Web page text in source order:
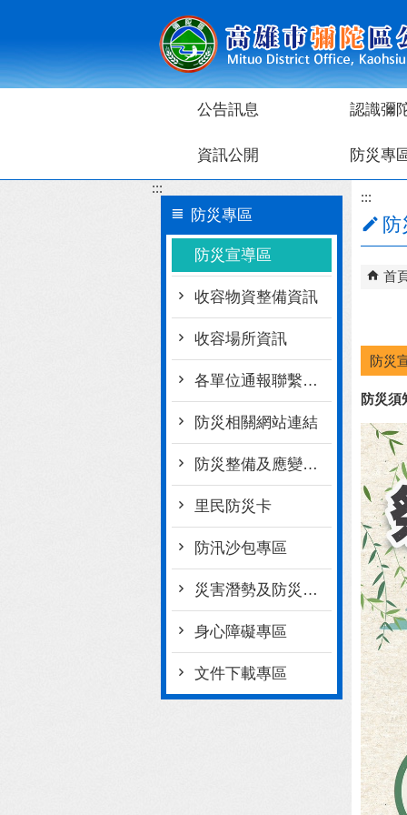
公告訊息 認識彌
資訊公開 防災專
:::
防災專區
防災宣導區
收容物資整備資訊
收容場所資訊
各單位通報聯繫窗口
防災相關網站連結
防災整備及應變作為
里民防災卡
防汛沙包專區
災害潛勢及防災地圖檔案
身心障礙專區
文件下載專區
:::
防
首
防災
防災須